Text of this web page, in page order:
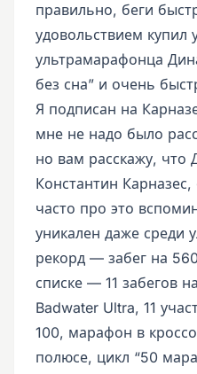
правильно, беги
удовольствием купил
ультрамарафонца
без сна” и очень
Я подписан на
мне не надо было
но вам расскажу,
Константин
часто про это
уникален даже среди
рекорд — забег на
списке — 11 забегов
Badwater Ultra, 11
100, марафон в
полюсе, цикл “50